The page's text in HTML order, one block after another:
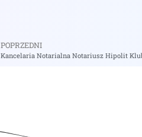
POPRZEDNI
Kancelaria Notarialna Notariusz Hipolit